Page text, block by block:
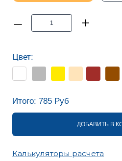
ДОБАВИТЬ В КОРЗИНУ
ПРИМЕЧАНИЕ
передать оттенки продукции.
перед покупкой ознакомиться с
продукции.
ВАРИАНТЫ
ИНСТРУКЦИИ